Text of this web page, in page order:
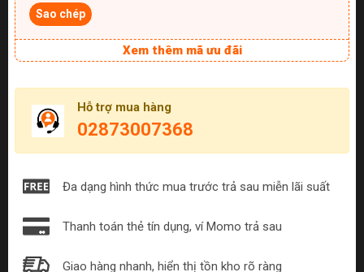
Sao chép
Xem thêm mã ưu đãi
Hỗ trợ mua hàng
02873007368
Đa dạng hình thức mua trước trả sau miễn lãi suất
Thanh toán thẻ tín dụng, ví Momo trả sau
Giao hàng nhanh, hiển thị tồn kho rõ ràng